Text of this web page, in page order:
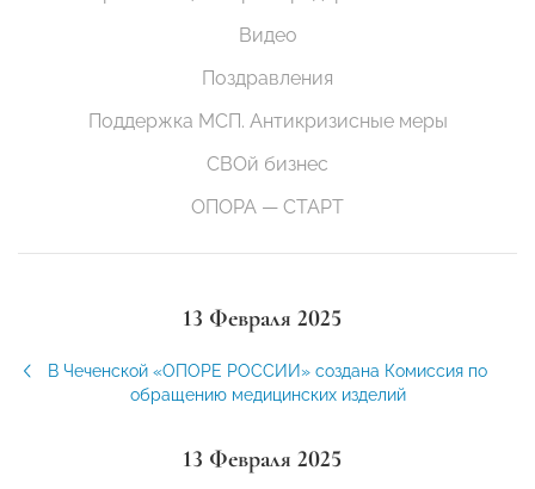
Видео
Поздравления
Поддержка МСП. Антикризисные меры
СВОй бизнес
ОПОРА — СТАРТ
13 Февраля 2025
В Чеченской «ОПОРЕ РОССИИ» создана Комиссия по
обращению медицинских изделий
13 Февраля 2025